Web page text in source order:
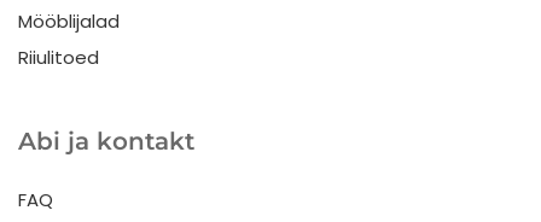
Mööblijalad
Riiulitoed
Abi ja kontakt
FAQ